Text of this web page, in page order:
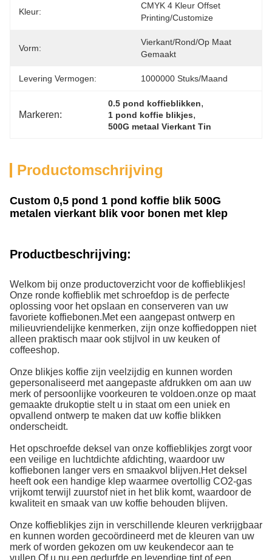
Kleur:
CMYK 4 Kleur Offset
Printing/Customize
Vorm:
Vierkant/rond/op Maat
Gemaakt
Levering Vermogen: 1000000 Stuks/maand
Markeren:
0.5 pond koffieblikken,
1 pond koffie blikjes,
500G metaal Vierkant Tin
Productomschrijving
Custom 0,5 pond 1 pond koffie blik 500G
metalen vierkant blik voor bonen met klep
Productbeschrijving:
Welkom bij onze productoverzicht voor de koffieblikjes!
Onze ronde koffieblik met schroefdop is de perfecte
oplossing voor het opslaan en conserveren van uw
favoriete koffiebonen.Met een aangepast ontwerp en
milieuvriendelijke kenmerken, zijn onze koffiedoppen niet
alleen praktisch maar ook stijlvol in uw keuken of
coffeeshop.
Onze blikjes koffie zijn veelzijdig en kunnen worden
gepersonaliseerd met aangepaste afdrukken om aan uw
merk of persoonlijke voorkeuren te voldoen.onze op maat
gemaakte drukoptie stelt u in staat om een uniek en
opvallend ontwerp te maken dat uw koffie blikken
onderscheidt.
Het opschroefde deksel van onze koffieblikjes zorgt voor
een veilige en luchtdichte afdichting, waardoor uw
koffiebonen langer vers en smaakvol blijven.Het deksel
heeft ook een handige klep waarmee overtollig CO2-gas
vrijkomt terwijl zuurstof niet in het blik komt, waardoor de
kwaliteit en smaak van uw koffie behouden blijven.
Onze koffieblikjes zijn in verschillende kleuren verkrijgbaar
en kunnen worden gecoördineerd met de kleuren van uw
merk of worden gekozen om uw keukendecor aan te
vullen.Of u nu een gedurfde en levendige tint of een